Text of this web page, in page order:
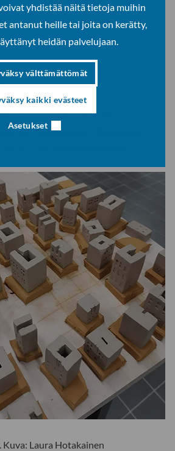
yhdistää näitä tietoja muihin
antanut heille tai joita on kerätty,
heidän palvelujaan.
välttämättömät
kaikki evästeet
Asetukset
30.1.2023 klo 18–19.30
Yliopistonkatu 8, Rovaniemi
Laura Hotakainen